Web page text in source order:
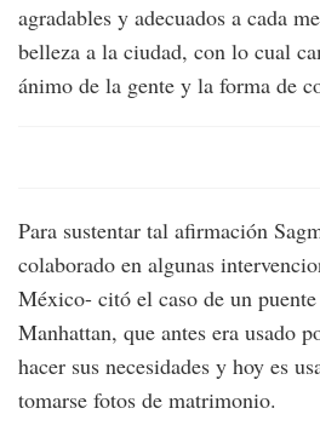
agradables y adecuados a cada
belleza a la ciudad, con lo cual
ánimo de la gente y la forma de
Para sustentar tal afirmación
colaborado en algunas
México- citó el caso de un
Manhattan, que antes era usado
hacer sus necesidades y hoy es
tomarse fotos de matrimonio.